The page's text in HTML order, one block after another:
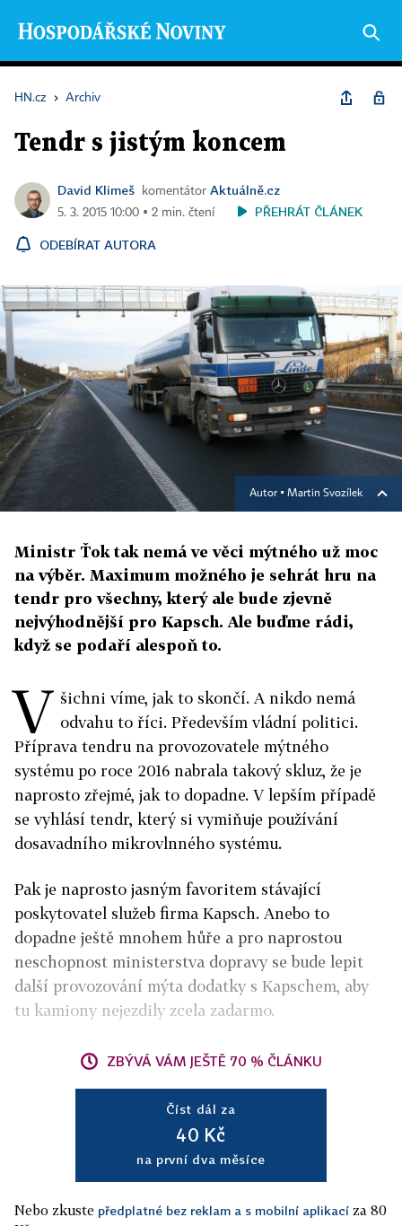
HN.cz › Archiv
Tendr s jistým koncem
David Klimeš komentátor Aktuálně.cz
5. 3. 2015 10:00 ▪ 2 min. čtení PŘEHRÁT ČLÁNEK
ODEBÍRAT AUTORA
Autor ▪ Martin Svozílek
Ministr Ťok tak nemá ve věci mýtného už moc
na výběr. Maximum možného je sehrát hru na
tendr pro všechny, který ale bude zjevně
nejvýhodnější pro Kapsch. Ale buďme rádi,
když se podaří alespoň to.
V šichni víme, jak to skončí. A nikdo nemá
odvahu to říci. Především vládní politici.
Příprava tendru na provozovatele mýtného
systému po roce 2016 nabrala takový skluz, že je
naprosto zřejmé, jak to dopadne. V lepším případě
se vyhlásí tendr, který si vymiňuje používání
dosavadního mikrovlnného systému.
Pak je naprosto jasným favoritem stávající
poskytovatel služeb firma Kapsch. Anebo to
dopadne ještě mnohem hůře a pro naprostou
neschopnost ministerstva dopravy se bude lepit
další provozování mýta dodatky s Kapschem, aby
tu kamiony nejezdily zcela zadarmo.
ZBÝVÁ VÁM JEŠTĚ 70 % ČLÁNKU
Číst dál za
40 Kč
na první dva měsíce
Nebo zkuste předplatné bez reklam a s mobilní aplikací za 80